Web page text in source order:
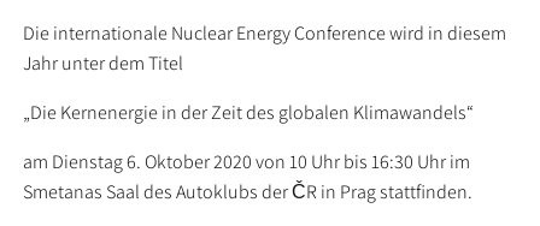
Die internationale Nuclear Energy Conference wird in diesem
Jahr unter dem Titel
„Die Kernenergie in der Zeit des globalen Klimawandels“
am Dienstag 6. Oktober 2020 von 10 Uhr bis 16:30 Uhr im
Smetanas Saal des Autoklubs der ČR in Prag stattfinden.